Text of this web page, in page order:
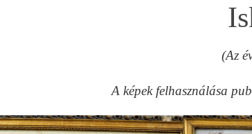
(Az
A képek felhasználása